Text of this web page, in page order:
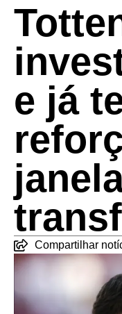
e já
Compartilhar